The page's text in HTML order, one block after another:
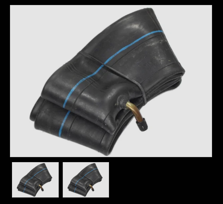
ROBBANÓMOTOROS KERÉKPÁR ALKATRÉSZEK
SIMSON ALKATRÉSZEK
AKKUMULÁTOR (ROBOGÓ, MOPED, QUAD)
BERÚGÓ ALKATRÉSZEK (ROBOGÓ, MOPED, QUAD)
BOWDENEK, SPIRÁLOK
CSAPÁGYAK, SZIMERINGEK
DOBOZOK, BOXOK, CSOMAGTARTÓK
DONGÓ MOTOR ALKATRÉSZEK
ELEKTROMOS ALKATRÉSZEK
ELEKTROMOS KERÉKPÁR ALKATRÉSZEK
FÉKRENDSZER ÉS ALKATRÉSZEI
FELNI (MOTOR, QUAD)
GUMIK, BELSŐK (ROBOGÓ, QUAD, MOPED)
GYERTYÁK, PIPÁK